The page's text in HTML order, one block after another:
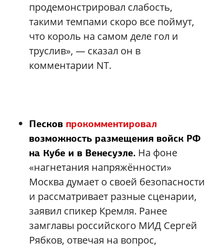
продемонстрировал слабость,
такими темпами скоро все поймут,
что король на самом деле гол и
труслив», — сказал он в
комментарии NT.
Песков прокомментировал
возможность размещения войск РФ
на Кубе и в Венесуэле. На фоне
«нагнетания напряжённости»
Москва думает о своей безопасности
и рассматривает разные сценарии,
заявил спикер Кремля. Ранее
замглавы российского МИД Сергей
Рябков, отвечая на вопрос,